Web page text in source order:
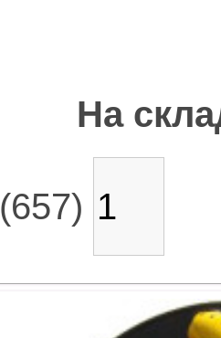
На
(657)